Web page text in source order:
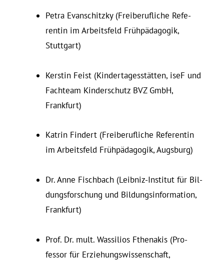
Petra Ev­an­s­chitzky (Frei­be­ruf­liche Re­fe­
rentin im Ar­beitsfeld Frühpädagogik,
Stuttgart)
Kerstin Feist (Kindertagesstätten, iseF und
Fachteam Kin­der­schutz BVZ GmbH,
Frankfurt)
Katrin Findert (Frei­be­ruf­liche Re­fe­rentin
im Ar­beitsfeld Frühpädagogik, Augsburg)
Dr. Anne Fischbach (Leibniz-In­stitut für Bil­
dungs­for­schung und Bil­dungs­in­for­mation,
Frankfurt)
Prof. Dr. mult. Was­silios Ft­he­nakis (Pro­
fessor für Er­zie­hungs­wis­sen­schaft,